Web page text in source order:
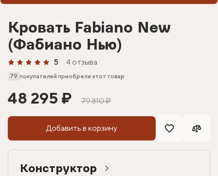
Кровать Fabiano New
(Фабиано Нью)
5 4 отзыва
79 покупателей приобрели этот товар
48 295 ₽ 79 810 ₽
Добавить в корзину
Конструктор